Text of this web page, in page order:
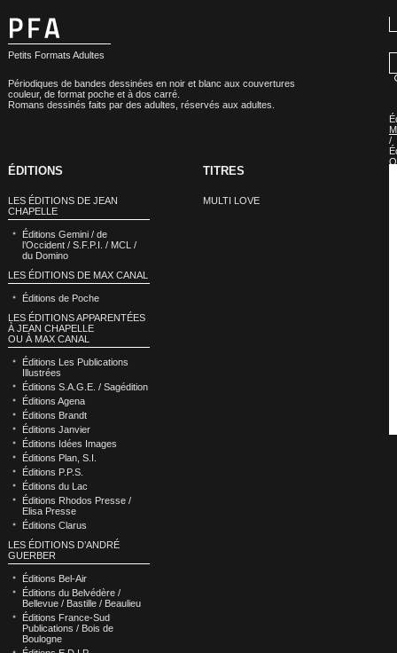
Petits Formats Adultes
Périodiques de bandes dessinées en noir et blanc aux couvertures
couleur, de format poche et à dos carré.
Romans dessinés faits par des adultes, réservés aux adultes.
/
ÉDITIONS
LES ÉDITIONS DE JEAN
CHAPELLE
Éditions Gemini / de
l’Occident / S.F.P.I. / MCL /
du Domino
LES ÉDITIONS DE MAX CANAL
Éditions de Poche
LES ÉDITIONS APPARENTÉES
À JEAN CHAPELLE
OU À MAX CANAL
Éditions Les Publications
Illustrées
Éditions S.A.G.E. / Sagédition
Éditions Agena
Éditions Brandt
Éditions Janvier
Éditions Idées Images
Éditions Plan, S.I.
Éditions P.P.S.
Éditions du Lac
Éditions Rhodos Presse /
Elisa Presse
Éditions Clarus
LES ÉDITIONS D’ANDRÉ
GUERBER
Éditions Bel-Air
Éditions du Belvédère /
Bellevue / Bastille / Beaulieu
Éditions France-Sud
Publications / Bois de
Boulogne
TITRES
MULTI LOVE